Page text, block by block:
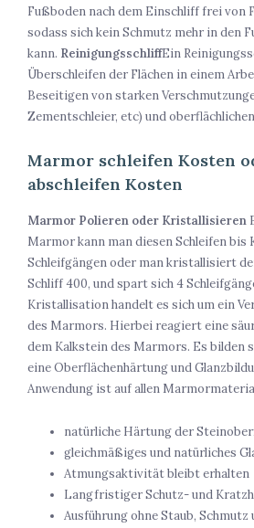
Fußboden nach dem Einschliff frei von
sodass sich kein Schmutz mehr in den
kann. ReinigungsschliffEin
Überschleifen der Flächen in einem
Beseitigen von starken
Zementschleier, etc) und
Marmor schleifen Kosten
abschleifen Kosten
Marmor Polieren oder Kristallisieren
Marmor kann man diesen Schleifen bis
Schleifgängen oder man kristallisiert
Schliff 400, und spart sich 4
Kristallisation handelt es sich um ein
des Marmors. Hierbei reagiert eine
dem Kalkstein des Marmors. Es bilden
eine Oberflächenhärtung und
Anwendung ist auf allen
natürliche Härtung der
gleichmäßiges und natürliches
Atmungsaktivität bleibt erhalten
Langfristiger Schutz- und
Ausführung ohne Staub, Schmutz